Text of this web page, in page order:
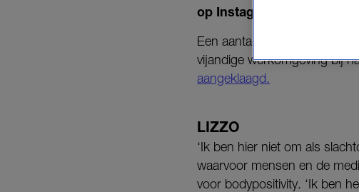
op Instagram.
Een aantal minuten eerder
vijandige werkomgeving bij
aangeklaagd.
LIZZO
‘Ik ben hier niet om als
waarvoor mensen en de
voor bodypositivity. ‘Ik ben